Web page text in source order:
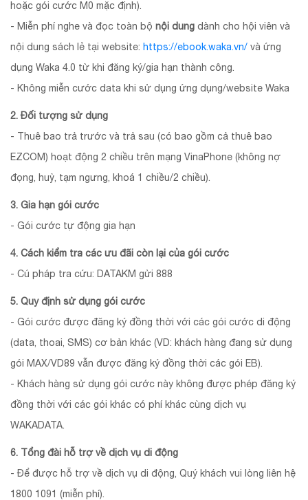
hoặc gói cước M0 mặc định).
- Miễn phí nghe và đọc toàn bộ nội dung dành cho hội viên và
nội dung sách lẻ tại website: https://ebook.waka.vn/ và ứng
dụng Waka 4.0 từ khi đăng ký/gia hạn thành công.
- Không miễn cước data khi sử dụng ứng dụng/website Waka
2. Đối tượng sử dụng
- Thuê bao trả trước và trả sau (có bao gồm cả thuê bao
EZCOM) hoạt động 2 chiều trên mạng VinaPhone (không nợ
đọng, huỷ, tạm ngưng, khoá 1 chiều/2 chiều).
3. Gia hạn gói cước
- Gói cước tự động gia hạn
4. Cách kiểm tra các ưu đãi còn lại của gói cước
- Cú pháp tra cứu: DATAKM gửi 888
5. Quy định sử dụng gói cước
- Gói cước được đăng ký đồng thời với các gói cước di động
(data, thoai, SMS) cơ bản khác (VD: khách hàng đang sử dụng
gói MAX/VD89 vẫn được đăng ký đồng thời các gói EB).
- Khách hàng sử dụng gói cước này không được phép đăng ký
đồng thời với các gói khác có phí khác cùng dịch vụ
WAKADATA.
6. Tổng đài hỗ trợ về dịch vụ di động
- Để được hỗ trợ về dịch vụ di động, Quý khách vui lòng liên hệ
1800 1091 (miễn phí).